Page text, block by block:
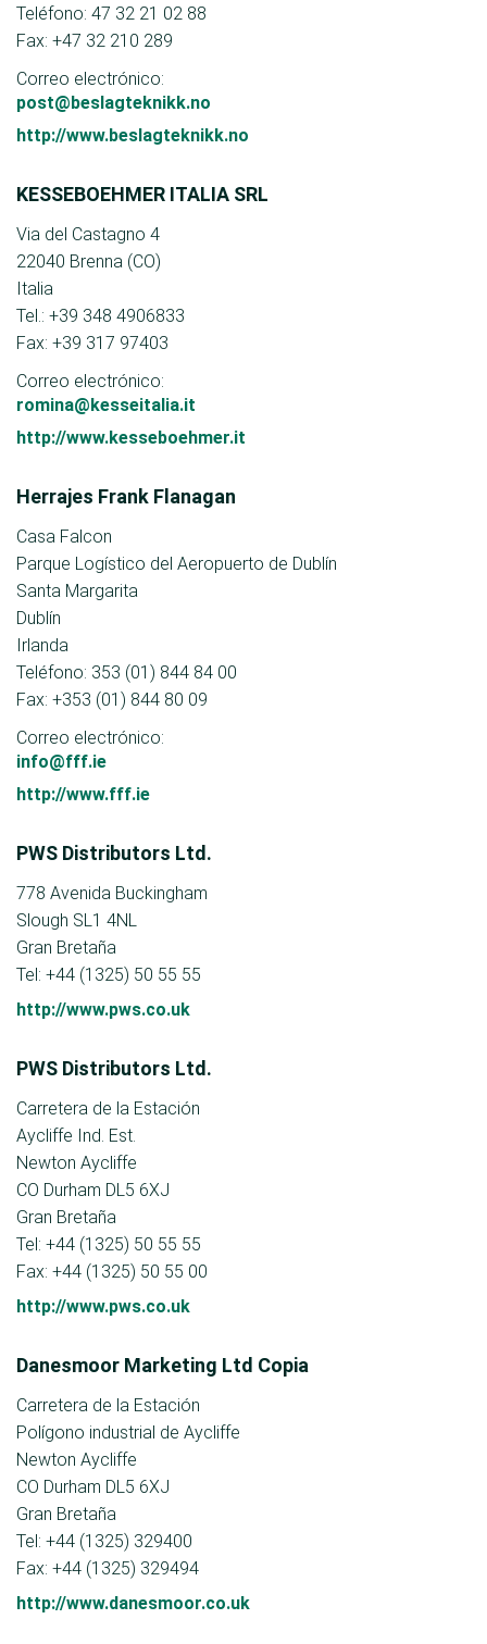
Teléfono: 47 32 21 02 88
Fax: +47 32 210 289
Correo electrónico:
post@beslagteknikk.no
http://www.beslagteknikk.no
KESSEBOEHMER ITALIA SRL
Via del Castagno 4
22040 Brenna (CO)
Italia
Tel.: +39 348 4906833
Fax: +39 317 97403
Correo electrónico:
romina@kesseitalia.it
http://www.kesseboehmer.it
Herrajes Frank Flanagan
Casa Falcon
Parque Logístico del Aeropuerto de Dublín
Santa Margarita
Dublín
Irlanda
Teléfono: 353 (01) 844 84 00
Fax: +353 (01) 844 80 09
Correo electrónico:
info@fff.ie
http://www.fff.ie
PWS Distributors Ltd.
778 Avenida Buckingham
Slough SL1 4NL
Gran Bretaña
Tel: +44 (1325) 50 55 55
http://www.pws.co.uk
PWS Distributors Ltd.
Carretera de la Estación
Aycliffe Ind. Est.
Newton Aycliffe
CO Durham DL5 6XJ
Gran Bretaña
Tel: +44 (1325) 50 55 55
Fax: +44 (1325) 50 55 00
http://www.pws.co.uk
Danesmoor Marketing Ltd Copia
Carretera de la Estación
Polígono industrial de Aycliffe
Newton Aycliffe
CO Durham DL5 6XJ
Gran Bretaña
Tel: +44 (1325) 329400
Fax: +44 (1325) 329494
http://www.danesmoor.co.uk